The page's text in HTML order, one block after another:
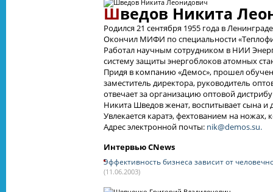
Шведов Никита
Родился 21 сентября 1955 года в
Окончил МИФИ по специальности
Работал научным сотрудником в НИИ
систему защиты энергоблоков атомных
Придя в компанию «Демос», прошел
заместитель директора, руководитель
отвечает за организацию оптовой
Никита Шведов женат, воспитывает сына и
Увлекается каратэ, фехтованием на
Адрес электронной почты: nik@demos.su.
Интервью CNews
Эффективность бизнеса зависит от
(11.06.2003)